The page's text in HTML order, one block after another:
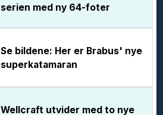
serien med ny 64-foter
Se bildene: Her er Brabus' nye
superkatamaran
Wellcraft utvider med to nye